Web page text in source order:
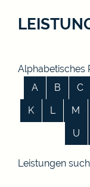
Alphabetisches
A
B C
K
L M
U
Leistungen